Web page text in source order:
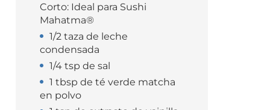
Corto: Ideal para Sushi
Mahatma®
1/2 taza de leche
condensada
1/4 tsp de sal
1 tbsp de té verde matcha
en polvo